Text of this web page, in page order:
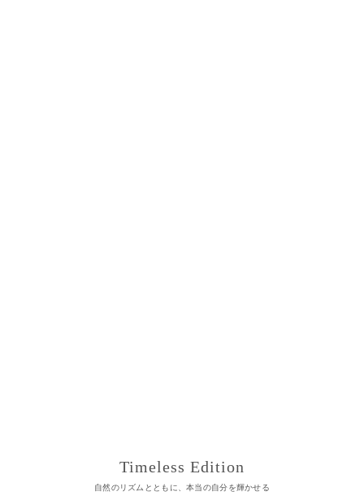
Timeless Edition
自然のリズムとともに、本当の自分を輝かせる